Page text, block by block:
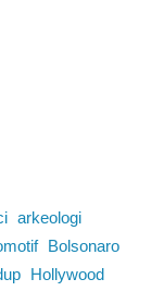
arkeologi
Bolsonaro
Hollywood